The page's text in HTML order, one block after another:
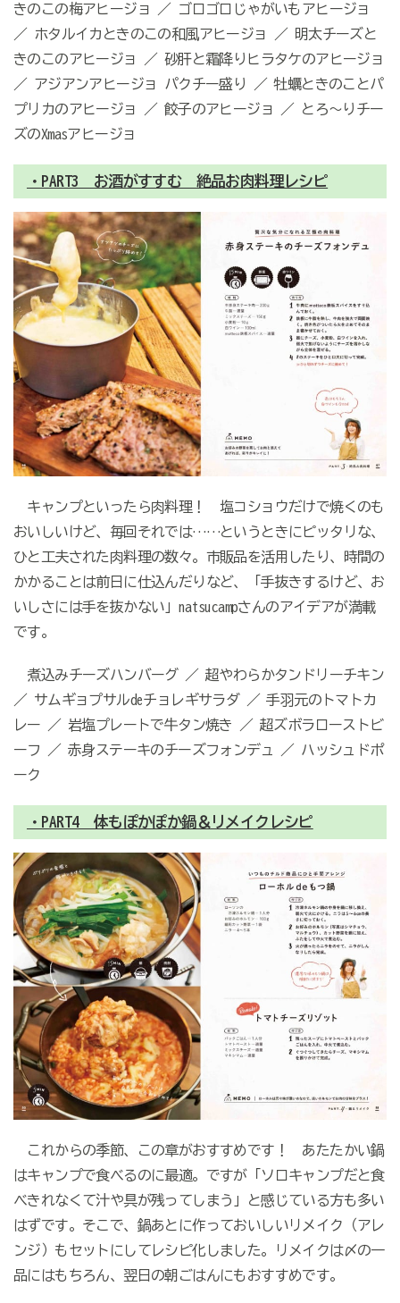
きのこの梅アヒージョ ／ ゴロゴロじゃがいもアヒージョ
／ ホタルイカときのこの和風アヒージョ ／ 明太チーズと
きのこのアヒージョ ／ 砂肝と霜降りヒラタケのアヒージョ
／ アジアンアヒージョ パクチー盛り ／ 牡蠣ときのことパ
プリカのアヒージョ ／ 餃子のアヒージョ ／ とろ～りチー
ズのXmasアヒージョ
・PART3 お酒がすすむ 絶品お肉料理レシピ
キャンプといったら肉料理！ 塩コショウだけで焼くのも
おいしいけど、毎回それでは……というときにピッタリな、
ひと工夫された肉料理の数々。市販品を活用したり、時間の
かかることは前日に仕込んだりなど、「手抜きするけど、お
いしさには手を抜かない」natsucampさんのアイデアが満載
です。
煮込みチーズハンバーグ ／ 超やわらかタンドリーチキン
／ サムギョプサルdeチョレギサラダ ／ 手羽元のトマトカ
レー ／ 岩塩プレートで牛タン焼き ／ 超ズボラローストビ
ーフ ／ 赤身ステーキのチーズフォンデュ ／ ハッシュドポ
ーク
・PART4 体もぽかぽか鍋＆リメイクレシピ
これからの季節、この章がおすすめです！ あたたかい鍋
はキャンプで食べるのに最適。ですが「ソロキャンプだと食
べきれなくて汁や具が残ってしまう」と感じている方も多い
はずです。そこで、鍋あとに作っておいしいリメイク（アレ
ンジ）もセットにしてレシピ化しました。リメイクは〆の一
品にはもちろん、翌日の朝ごはんにもおすすめです。